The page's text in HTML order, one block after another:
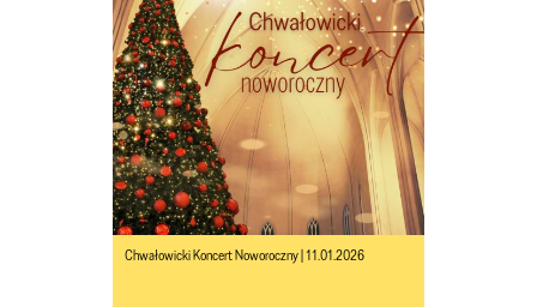
Chwałowicki Koncert Noworoczny | 11.01.2026